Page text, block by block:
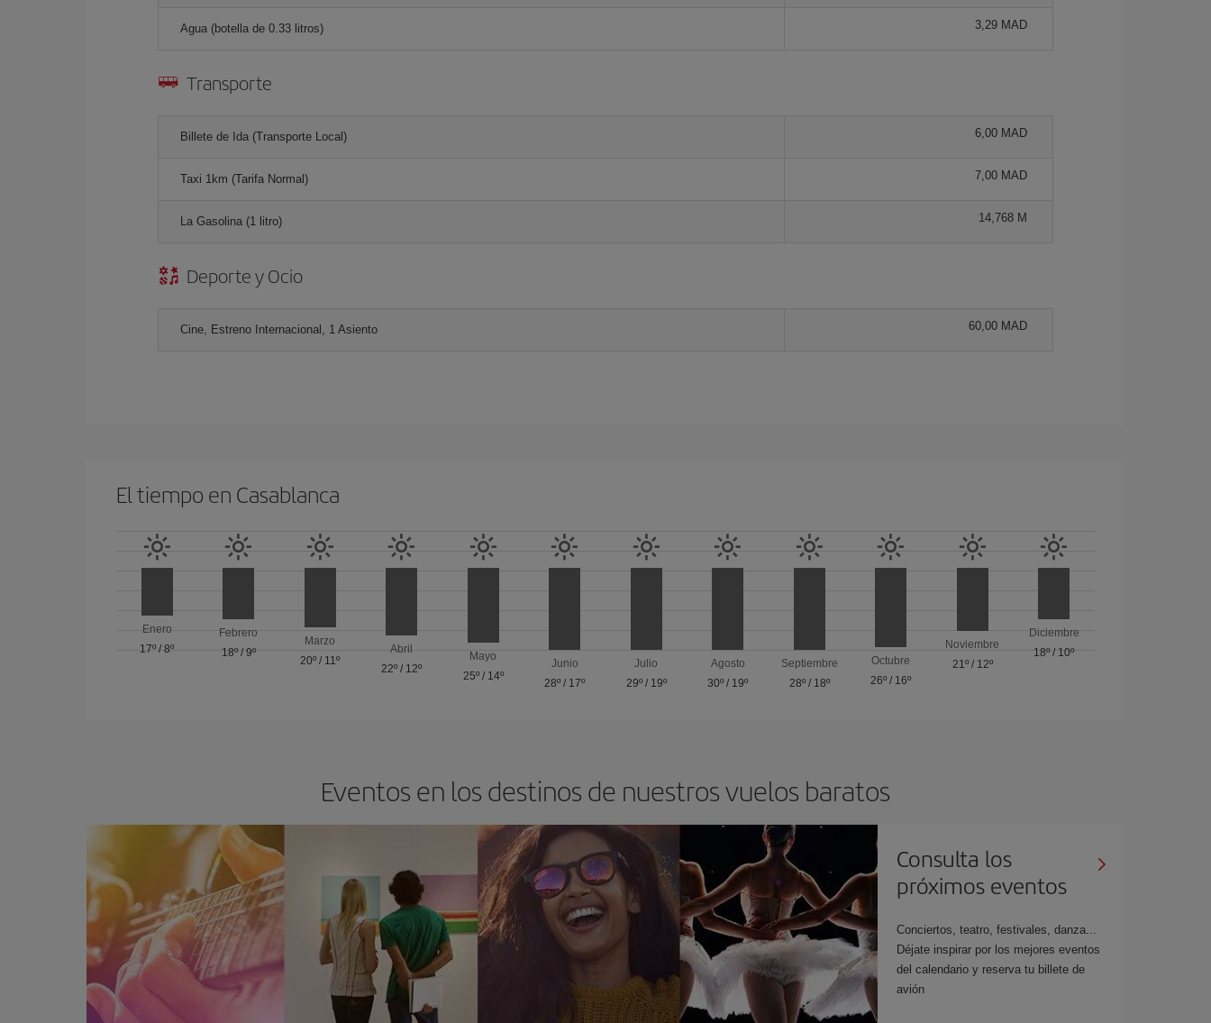
Agua (botella de 0.33 litros) 3,29 MAD
Transporte
Billete de Ida (Transporte Local) 6,00 MAD
Taxi 1km (Tarifa Normal) 7,00 MAD
La Gasolina (1 litro) 14,768 M
Deporte y Ocio
Cine, Estreno Internacional, 1 Asiento 60,00 MAD
El tiempo en Casablanca
Enero
17º /8º
Febrero
18º/ 9º
Marzo
20º / 11º
Abril
22º / 12º
Mayo
25º/ 14º
Junio
28º / 17º
Julio
29º/ 19º
Agosto
30º / 19º
Septiembre
28º/ 18º
Octubre
26º / 16º
Noviembre
21º/ 12º
Diciembre
18º/ 10º
Eventos en los destinos de nuestros vuelos baratos
Consulta los
próximos eventos
Conciertos, teatro, festivales, danza...
Déjate inspirar por los mejores eventos
del calendario y reserva tu billete de
avión